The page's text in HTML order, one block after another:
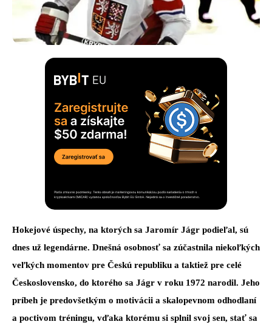
Hokejové úspechy, na ktorých sa Jaromír Jágr podieľal, sú
dnes už legendárne. Dnešná osobnosť sa zúčastnila niekoľkých
veľkých momentov pre Českú republiku a taktiež pre celé
Československo, do ktorého sa Jágr v roku 1972 narodil. Jeho
príbeh je predovšetkým o motivácii a skalopevnom odhodlaní
a poctivom tréningu, vďaka ktorému si splnil svoj sen, stať sa